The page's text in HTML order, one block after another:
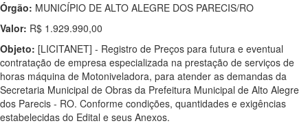
Órgão: MUNICÍPIO DE ALTO ALEGRE DOS PARECIS/RO
Valor: R$ 1.929.990,00
Objeto: [LICITANET] - Registro de Preços para futura e eventual
contratação de empresa especializada na prestação de serviços de
horas máquina de Motoniveladora, para atender as demandas da
Secretaria Municipal de Obras da Prefeitura Municipal de Alto Alegre
dos Parecis - RO. Conforme condições, quantidades e exigências
estabelecidas do Edital e seus Anexos.